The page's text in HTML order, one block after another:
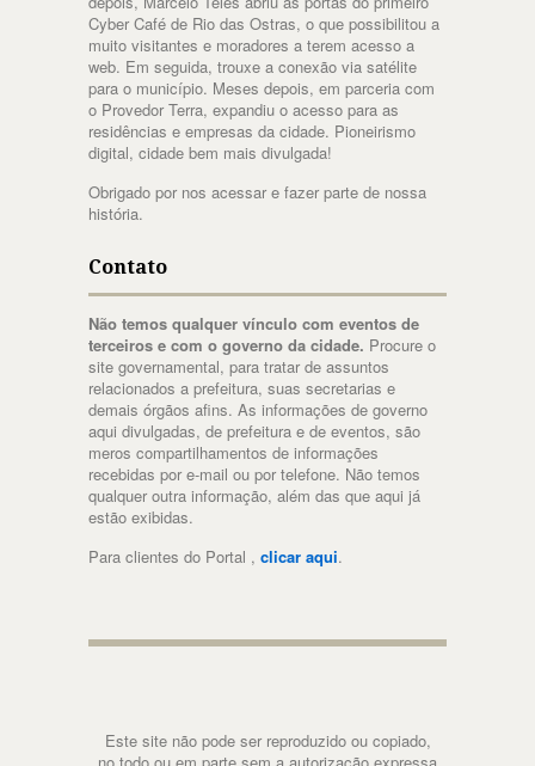
Cyber Café de Rio das Ostras, o que possibilitou a
muito visitantes e moradores a terem acesso a
web. Em seguida, trouxe a conexão via satélite
para o município. Meses depois, em parceria com
o Provedor Terra, expandiu o acesso para as
residências e empresas da cidade. Pioneirismo
digital, cidade bem mais divulgada!
Obrigado por nos acessar e fazer parte de nossa
história.
Contato
Não temos qualquer vínculo com eventos de
terceiros e com o governo da cidade. Procure o
site governamental, para tratar de assuntos
relacionados a prefeitura, suas secretarias e
demais órgãos afins. As informações de governo
aqui divulgadas, de prefeitura e de eventos, são
meros compartilhamentos de informações
recebidas por e-mail ou por telefone. Não temos
qualquer outra informação, além das que aqui já
estão exibidas.
Para clientes do Portal , clicar aqui.
Este site não pode ser reproduzido ou copiado,
no todo ou em parte,sem a autorização expressa